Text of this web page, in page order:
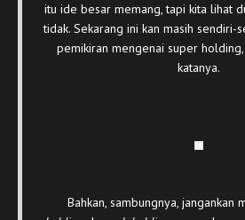
itu ide besar memang, tapi kita lihat
tidak. Sekarang ini kan masih sendiri-
pemikiran mengenai super holding,
katanya.
Bahkan, sambungnya, jangankan